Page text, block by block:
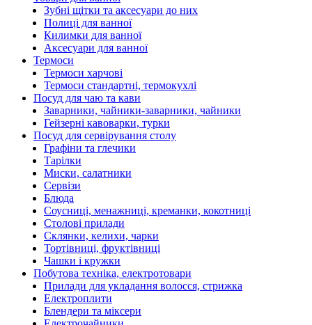
Зубні щітки та аксесуари до них
Полиці для ванної
Килимки для ванної
Аксесуари для ванної
Термоси
Термоси харчові
Термоси стандартні, термокухлі
Посуд для чаю та кави
Заварники, чайники-заварники, чайники
Гейзерні кавоварки, турки
Посуд для сервірування столу
Графіни та глечики
Тарілки
Миски, салатники
Сервізи
Блюда
Соусниці, менажниці, креманки, кокотниці
Столові прилади
Склянки, келихи, чарки
Тортівниці, фруктівниці
Чашки і кружки
Побутова техніка, електротовари
Прилади для укладання волосся, стрижка
Електроплити
Блендери та міксери